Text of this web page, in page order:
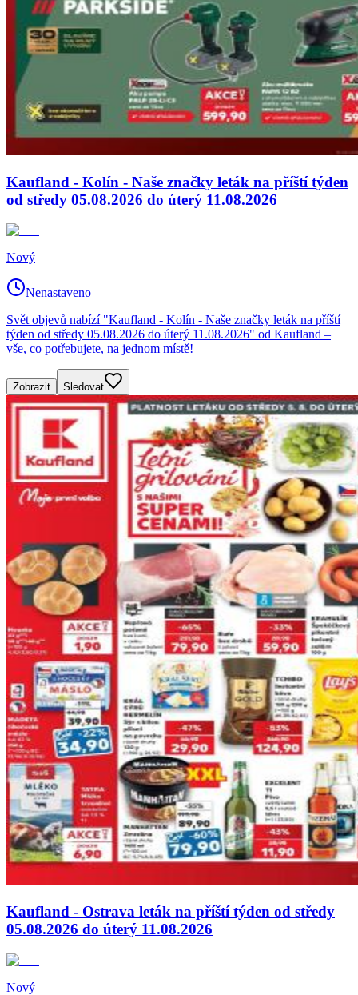
Kaufland - Kolín - Naše značky leták na příští týden
od středy 05.08.2026 do úterý 11.08.2026
Nový
Nenastaveno
Svět objevů nabízí "Kaufland - Kolín - Naše značky leták na příští
týden od středy 05.08.2026 do úterý 11.08.2026" od Kaufland –
vše, co potřebujete, na jednom místě!
Zobrazit Sledovat
Kaufland - Ostrava leták na příští týden od středy
05.08.2026 do úterý 11.08.2026
Nový